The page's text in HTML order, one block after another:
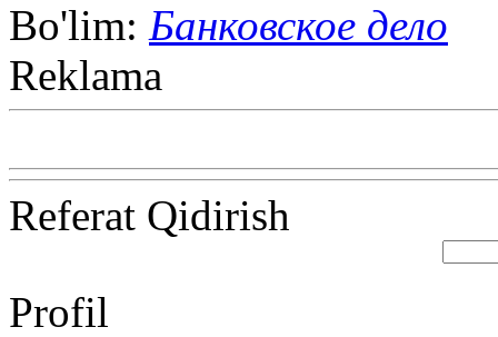
Bo'lim: Банковское дело
Reklama
Referat Qidirish
Profil